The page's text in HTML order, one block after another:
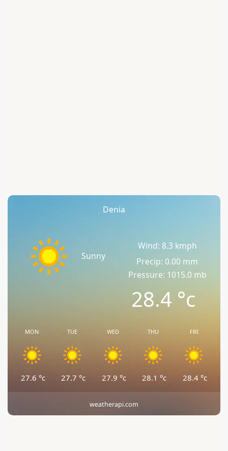
Denia
Sunny
Wind: 8.3 kmph
Precip: 0.00 mm
Pressure: 1015.0 mb
28.4°c
MON
27.6 °c
TUE
27.7 °c
WED
27.9 °c
THU
28.1 °c
FRI
28.4 °c
weatherapi.com